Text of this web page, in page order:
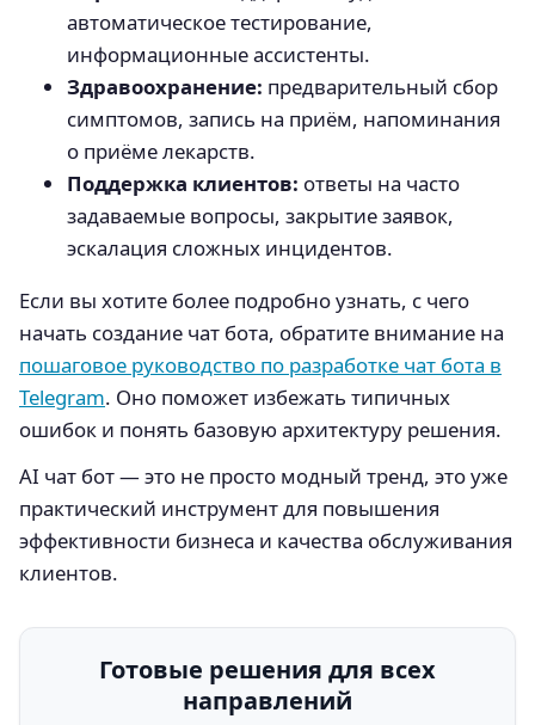
автоматическое тестирование,
информационные ассистенты.
Здравоохранение: предварительный сбор
симптомов, запись на приём, напоминания
о приёме лекарств.
Поддержка клиентов: ответы на часто
задаваемые вопросы, закрытие заявок,
эскалация сложных инцидентов.
Если вы хотите более подробно узнать, с чего
начать создание чат бота, обратите внимание на
пошаговое руководство по разработке чат бота в
Telegram. Оно поможет избежать типичных
ошибок и понять базовую архитектуру решения.
AI чат бот — это не просто модный тренд, это уже
практический инструмент для повышения
эффективности бизнеса и качества обслуживания
клиентов.
Готовые решения для всех
направлений